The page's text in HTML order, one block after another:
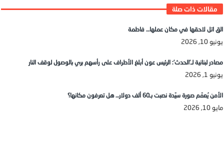
الق اتل لاحقها في مكان عملها… فاطمة
يونيو 10, 2026
مصادر لبنانية لـ’الحدث’: الرئيس عون أبلغ الأطراف على رأسهم بري بالوصول لوقف النار
يونيو 1, 2026
الأمن يُعمّم صورة سيّدة نصبت بـ60 ألف دولار… هل تعرفون مكانها؟
مايو 10, 2026